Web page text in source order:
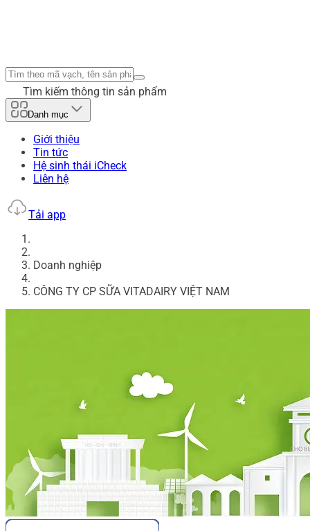
Tìm kiếm thông tin sản phẩm
Danh mục
Giới thiệu
Tin tức
Hệ sinh thái iCheck
Liên hệ
Tải app
Doanh nghiệp
CÔNG TY CP SỮA VITADAIRY VIỆT NAM